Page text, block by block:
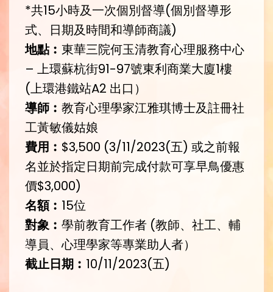
*共15小時及一次個別督導(個別督導形
式、日期及時間和導師商議)
地點︰ 東華三院何玉清教育心理服務中心
– 上環蘇杭街91-97號東利商業大廈1樓
(上環港鐵站A2 出口）
導師︰ 教育心理學家江雅琪博士及註冊社
工黃敏儀姑娘
費用︰ $3,500 (3/11/2023(五) 或之前報
名並於指定日期前完成付款可享早鳥優惠
價$3,000)
名額︰ 15位
對象︰ 學前教育工作者 (教師、社工、輔
導員、心理學家等專業助人者）
截止日期︰ 10/11/2023(五)